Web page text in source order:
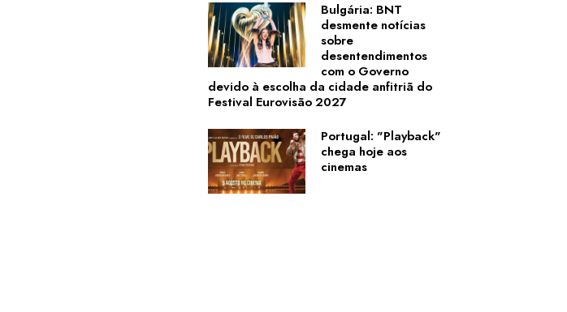
Bulgária: BNT
desmente notícias
sobre
desentendimentos
com o Governo
devido à escolha da cidade anfitriã do
Festival Eurovisão 2027
Portugal: "Playback"
chega hoje aos
cinemas